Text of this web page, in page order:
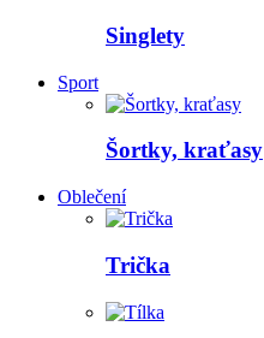
Singlety
Sport
Šortky, kraťasy
Oblečení
Trička